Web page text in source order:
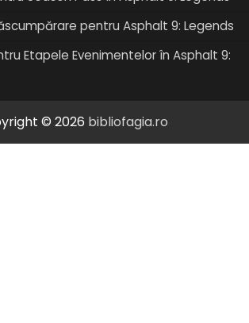
pentru Asphalt 9: Legends
Etapele Evenimentelor în Asphalt 9:
© 2026 bibliofagia.ro